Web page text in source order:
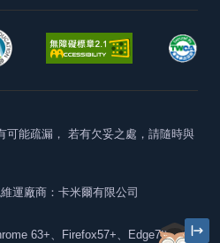
可能疏漏， 若有欠妥之處，請隨時與
維運廠商：卡米爾有限公司
63+、Firefox57+、Edge79+及